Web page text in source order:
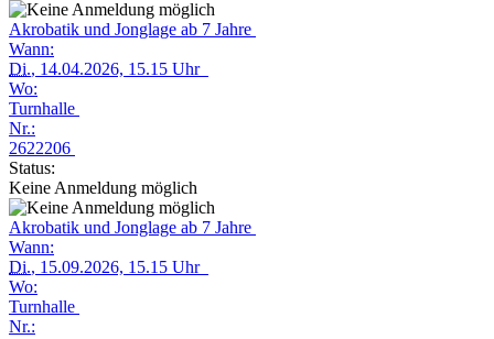
Akrobatik und Jonglage ab 7 Jahre
Wann:
Di., 14.04.2026, 15.15 Uhr
Wo:
Turnhalle
Nr.:
2622206
Status:
Keine Anmeldung möglich
Akrobatik und Jonglage ab 7 Jahre
Wann:
Di., 15.09.2026, 15.15 Uhr
Wo:
Turnhalle
Nr.: